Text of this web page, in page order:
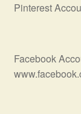
Pinterest
Facebook